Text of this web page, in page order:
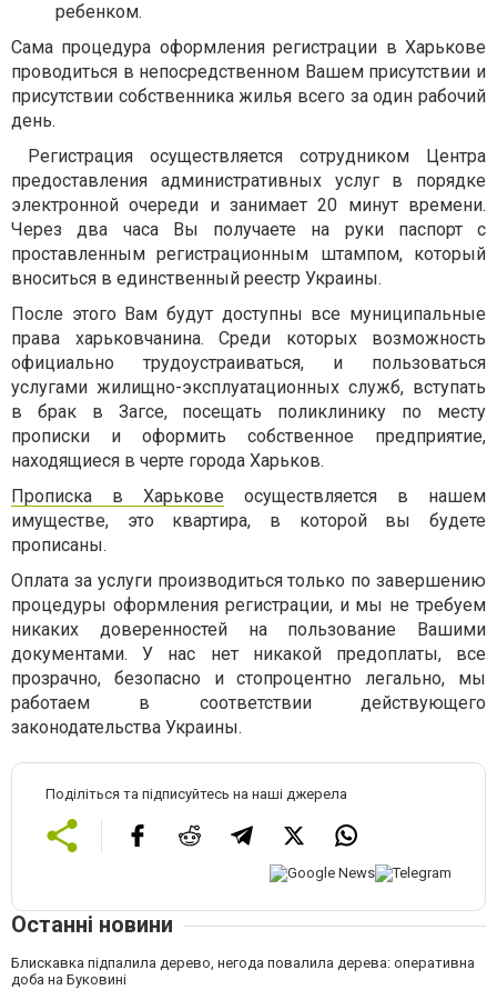
ребенком.
Сама процедура оформления регистрации в Харькове
проводиться в непосредственном Вашем присутствии и
присутствии собственника жилья всего за один рабочий
день.
Регистрация осуществляется сотрудником Центра
предоставления административных услуг в порядке
электронной очереди и занимает 20 минут времени.
Через два часа Вы получаете на руки паспорт с
проставленным регистрационным штампом, который
вноситься в единственный реестр Украины.
После этого Вам будут доступны все муниципальные
права харьковчанина. Среди которых возможность
официально трудоустраиваться, и пользоваться
услугами жилищно-эксплуатационных служб, вступать
в брак в Загсе, посещать поликлинику по месту
прописки и оформить собственное предприятие,
находящиеся в черте города Харьков.
Прописка в Харькове осуществляется в нашем
имуществе, это квартира, в которой вы будете
прописаны.
Оплата за услуги производиться только по завершению
процедуры оформления регистрации, и мы не требуем
никаких доверенностей на пользование Вашими
документами. У нас нет никакой предоплаты, все
прозрачно, безопасно и стопроцентно легально, мы
работаем в соответствии действующего
законодательства Украины.
Поділіться та підписуйтесь на наші джерела
Останні новини
Блискавка підпалила дерево, негода повалила дерева: оперативна
доба на Буковині